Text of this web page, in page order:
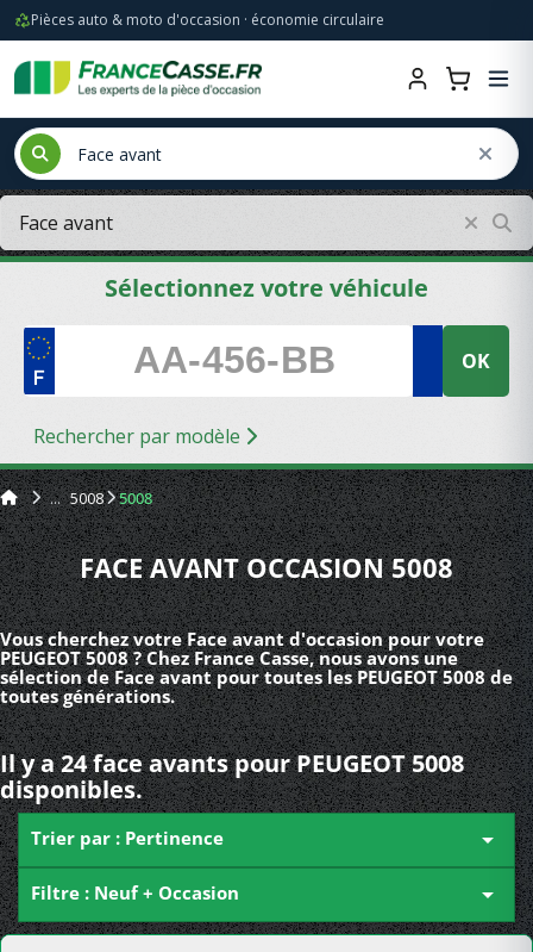
Pièces auto & moto d'occasion · économie circulaire
Sélectionnez votre véhicule
OK
Rechercher par modèle
5008 5008
FACE AVANT OCCASION 5008
Vous cherchez votre Face avant d'occasion pour votre
PEUGEOT 5008 ? Chez France Casse, nous avons une
sélection de Face avant pour toutes les PEUGEOT 5008 de
toutes générations.
Il y a 24 face avants pour PEUGEOT 5008
disponibles.
Trier par : Pertinence 
Filtre : Neuf + Occasion 